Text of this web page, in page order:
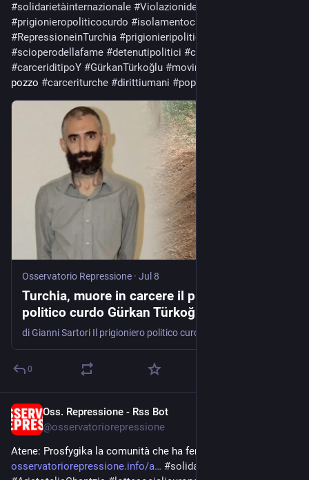
#solidarietàinternazionale #Violazionideidirittiumani
#prigionieropoliticocurdo #isolamentocarcerario
#RepressioneinTurchia #prigionieripolitici
#scioperodellafame #detenutipolitici #carceriditipoS
#carceriditipoY #GürkanTürkoğlu #movimentocurdo
pozzo #carceriturche #dirittiumani #popolocurdo
Osservatorio Repressione · Jul 8
Turchia, muore in carcere il prigioniero
politico curdo Gürkan Türkoğlu
0
Oss. Repressione - Rss Bot
@osservatoriorepressione
Atene: Prosfygika la comunità che ha fermato lo sgombero
osservatoriorepressione.info/a
#solidarietàinternazionale